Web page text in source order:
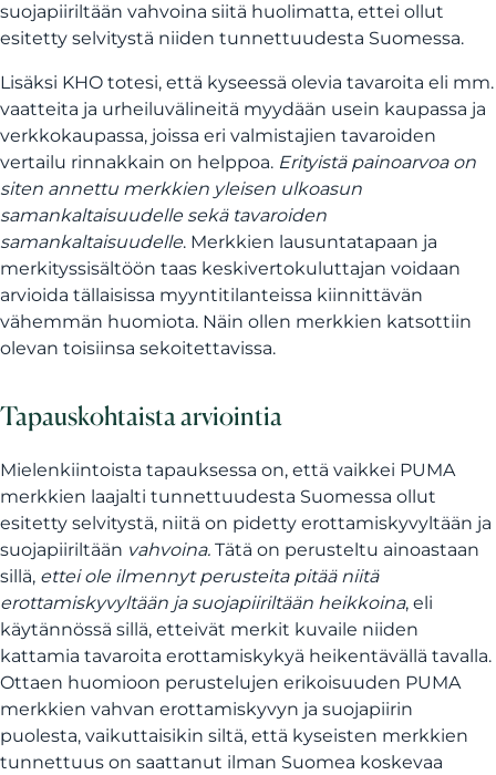
suojapiiriltään vahvoina siitä huolimatta, ettei ollut
esitetty selvitystä niiden tunnettuudesta Suomessa.
Lisäksi KHO totesi, että kyseessä olevia tavaroita eli mm.
vaatteita ja urheiluvälineitä myydään usein kaupassa ja
verkkokaupassa, joissa eri valmistajien tavaroiden
vertailu rinnakkain on helppoa. Erityistä painoarvoa on
siten annettu merkkien yleisen ulkoasun
samankaltaisuudelle sekä tavaroiden
samankaltaisuudelle. Merkkien lausuntatapaan ja
merkityssisältöön taas keskivertokuluttajan voidaan
arvioida tällaisissa myyntitilanteissa kiinnittävän
vähemmän huomiota. Näin ollen merkkien katsottiin
olevan toisiinsa sekoitettavissa.
Tapauskohtaista arviointia
Mielenkiintoista tapauksessa on, että vaikkei PUMA
merkkien laajalti tunnettuudesta Suomessa ollut
esitetty selvitystä, niitä on pidetty erottamiskyvyltään ja
suojapiiriltään vahvoina. Tätä on perusteltu ainoastaan
sillä, ettei ole ilmennyt perusteita pitää niitä
erottamiskyvyltään ja suojapiiriltään heikkoina, eli
käytännössä sillä, etteivät merkit kuvaile niiden
kattamia tavaroita erottamiskykyä heikentävällä tavalla.
Ottaen huomioon perustelujen erikoisuuden PUMA
merkkien vahvan erottamiskyvyn ja suojapiirin
puolesta, vaikuttaisikin siltä, että kyseisten merkkien
tunnettuus on saattanut ilman Suomea koskevaa